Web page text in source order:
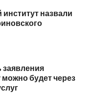
назвали
заявления
можно будет через